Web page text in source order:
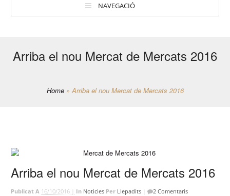
NAVEGACIÓ
Arriba el nou Mercat de Mercats 2016
Home » Arriba el nou Mercat de Mercats 2016
Arriba el nou Mercat de Mercats 2016
Publicat A 16/10/2016 | In Noticies Per Llepadits 2 Comentaris